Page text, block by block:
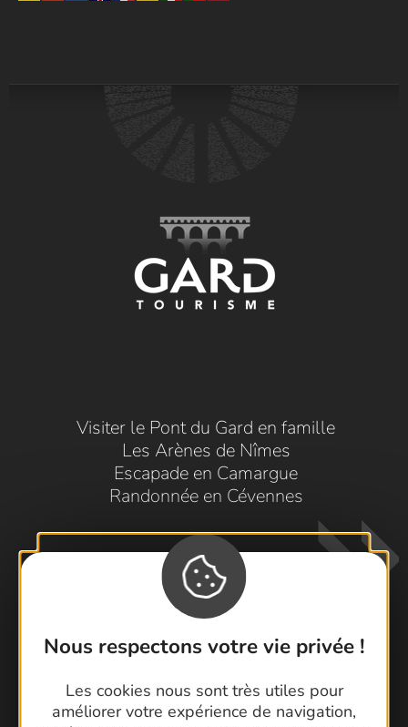
Nous respectons votre vie privée !
Les cookies nous sont très utiles pour
améliorer votre expérience de navigation,
Visiter le Pont du Gard en famille
Les Arènes de Nîmes
Escapade en Camargue
Randonnée en Cévennes
Contactez-nous !
Foire aux questions